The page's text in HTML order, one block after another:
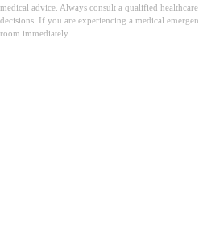
medical advice. Always consult a qualified
decisions. If you are experiencing a medical
room immediately.